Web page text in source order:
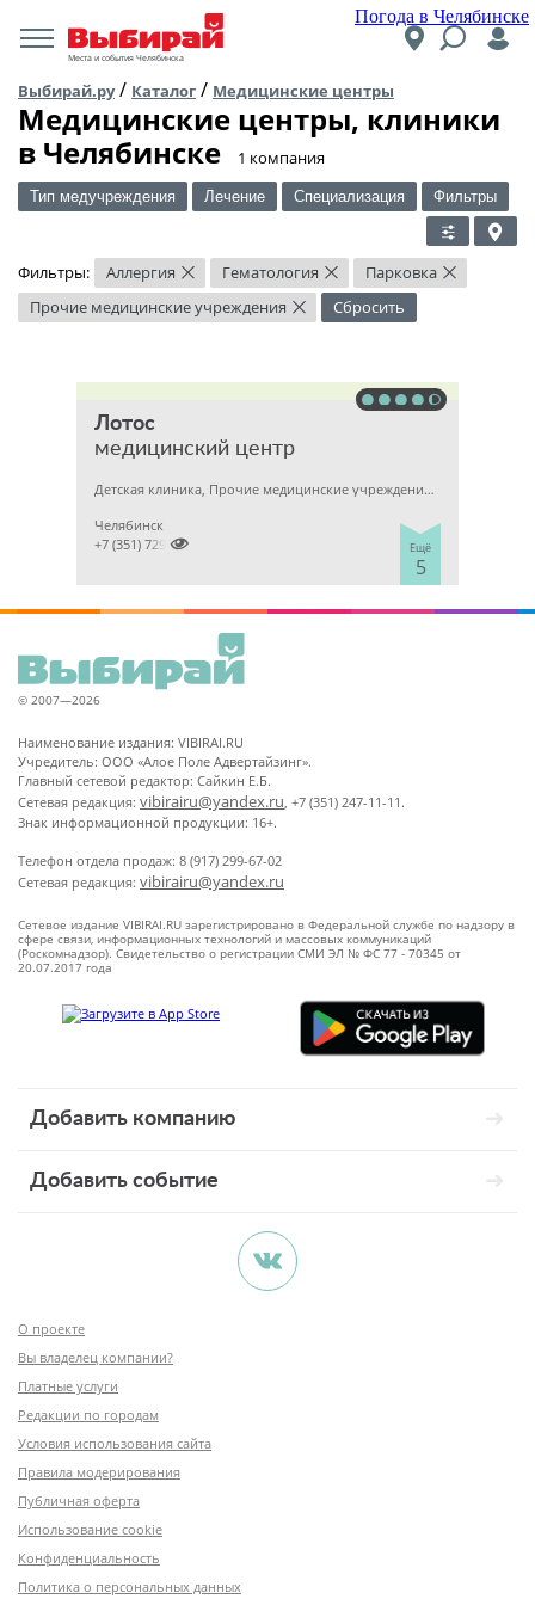
Погода в Челябинске
Места и события Челябинска
Выбирай.ру/ Каталог / Медицинские центры
Медицинские центры, клиники
в Челябинске
​1 компания
Тип медучреждения Лечение Специализация Фильтры
Фильтры: Аллергия × Гематология × Парковка ×
Прочие медицинские учреждения × Сбросить
Лотос
медицинский центр
Детская клиника, Прочие медицинские учреждения, Гинекология
Ещё
5
Челябинск

+7 (351) 7298929
© 2007—2026
Наименование издания: VIBIRAI.RU
Учредитель: ООО «Алое Поле Адвертайзинг».
Главный сетевой редактор: Сайкин Е.Б.
Сетевая редакция: vibirairu@yandex.ru, +7 (351) 247-11-11.
Знак информационной продукции: 16+.
Телефон отдела продаж: 8 (917) 299-67-02
Сетевая редакция: vibirairu@yandex.ru
Сетевое издание VIBIRAI.RU зарегистрировано в Федеральной службе по надзору в
сфере связи, информационных технологий и массовых коммуникаций
(Роскомнадзор). Свидетельство о регистрации СМИ ЭЛ № ФС 77 - 70345 от
20.07.2017 года
Добавить компанию
Добавить событие
О проекте
Вы владелец компании?
Платные услуги
Редакции по городам
Условия использования сайта
Правила модерирования
Публичная оферта
Использование cookie
Конфиденциальность
Политика о персональных данных